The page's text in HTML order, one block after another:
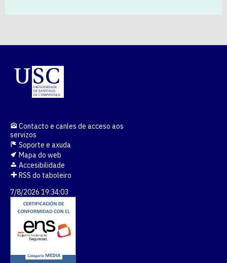
Contacto e canles de acceso aos
servizos
Soporte e axuda
Mapa do web
Accesibilidade
RSS do taboleiro
7/8/2026 19:34:04